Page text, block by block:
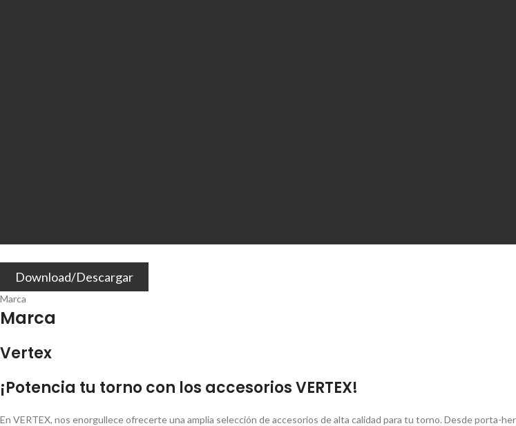
Download/Descargar
Marca
Marca
Vertex
¡Potencia tu torno con los accesorios VERTEX!
En VERTEX, nos enorgullece ofrecerte una amplia selección de accesorios de alta calidad para tu torno. Desde